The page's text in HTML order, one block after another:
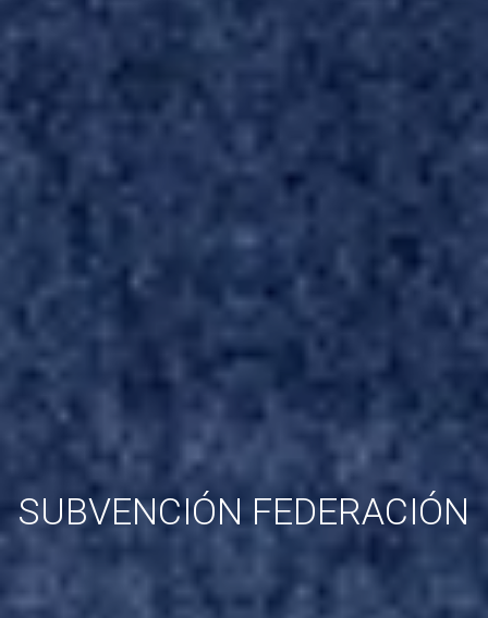
SUBVENCIÓN FEDERACIÓN